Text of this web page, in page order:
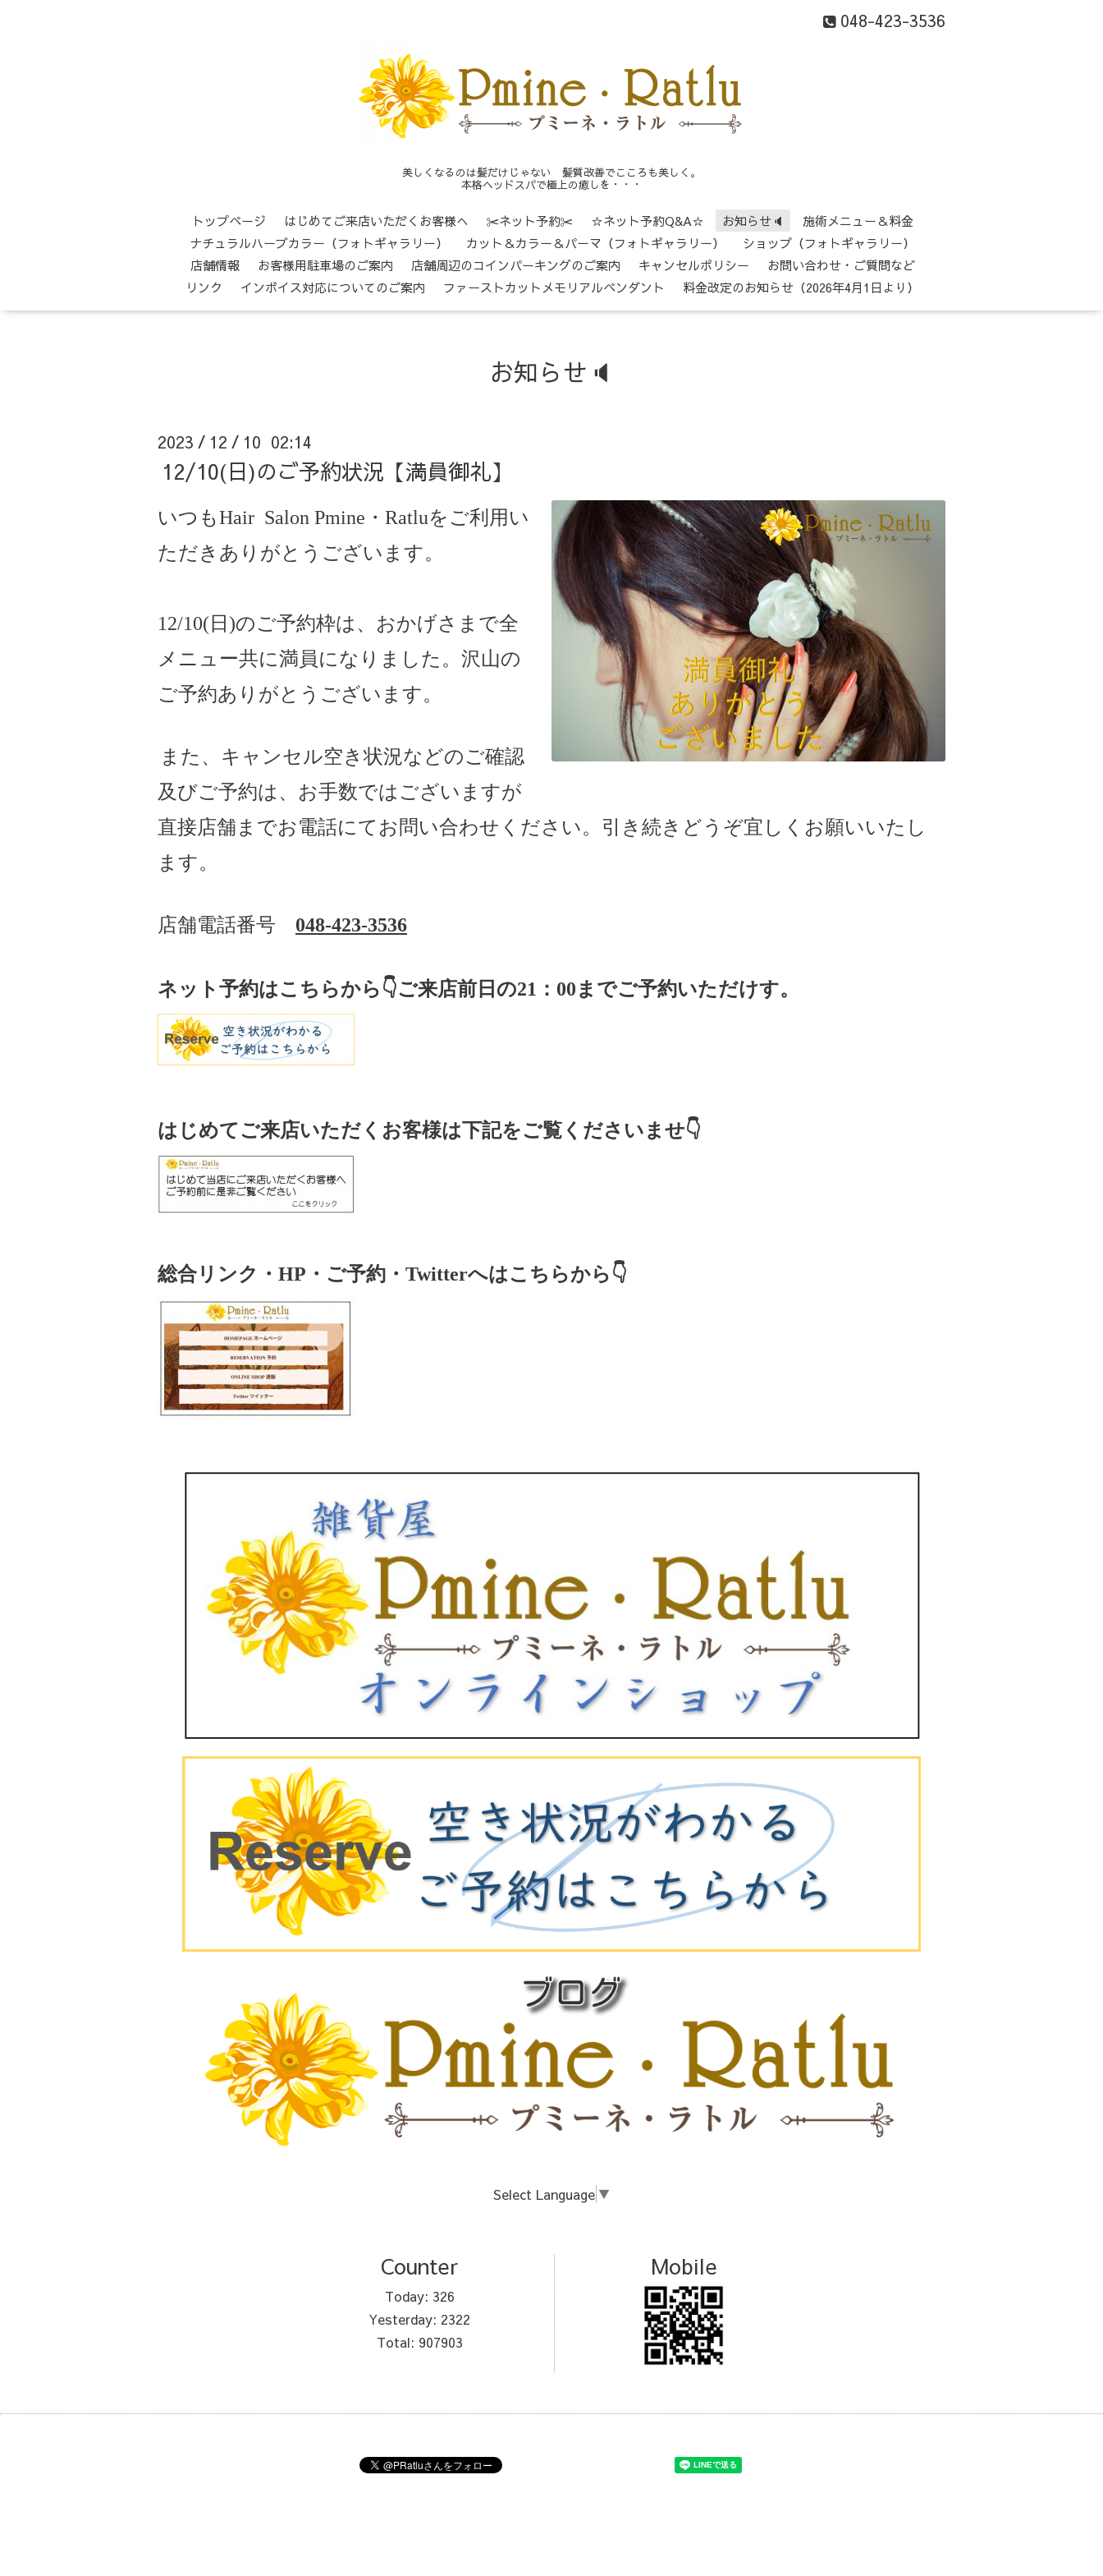
048-423-3536
美しくなるのは髪だけじゃない 髪質改善でこころも美しく。
本格ヘッドスパで極上の癒しを・・・
トップページ はじめてご来店いただくお客様へ ✂ネット予約✂ ☆ネット予約Q&A☆ お知らせ🔈
施術メニュー＆料金
ナチュラルハーブカラー（フォトギャラリー）
カット＆カラー＆パーマ（フォトギャラリー）
ショップ（フォトギャラリー）
店舗情報
お客様用駐車場のご案内 店舗周辺のコインパーキングのご案内 キャンセルポリシー
お問い合わせ・ご質問など
リンク
インボイス対応についてのご案内 ファーストカットメモリアルペンダント 料金改定のお知らせ（2026年4月1日より）
お知らせ🔈
2023 / 12 / 10 02:14
12/10(日)のご予約状況【満員御礼】
いつもHair Salon Pmine・Ratluをご利用い
ただきありがとうございます。
12/10(日)のご予約枠は、おかげさまで全
メニュー共に満員になりました。沢山の
ご予約ありがとうございます。
また、キャンセル空き状況などのご確認
及びご予約は、お手数ではございますが
直接店舗までお電話にてお問い合わせください。引き続きどうぞ宜しくお願いいたし
ます。
店舗電話番号 048-423-3536
ネット予約はこちらから👇ご来店前日の21 ： 00までご予約いただけす。
はじめてご来店いただくお客様は下記をご覧くださいませ👇
総合リンク・HP・ご予約・Twitterへはこちらから👇
Select Language ▼
Counter
Today: 326
Yesterday: 2322
Total: 907903
Mobile